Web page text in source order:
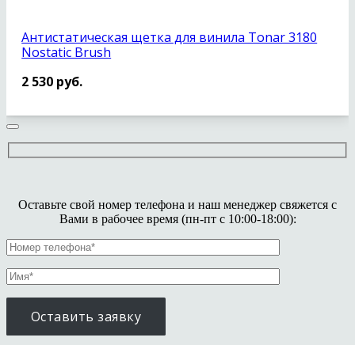
Антистатическая щетка для винила Tonar 3180
Nostatic Brush
2 530 руб.
Оставьте свой номер телефона и наш менеджер свяжется с
Вами в рабочее время (пн-пт с 10:00-18:00):